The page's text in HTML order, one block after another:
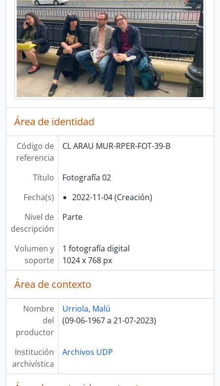
Área de identidad
Código de
referencia
CL ARAU MUR-RPER-FOT-39-B
Título
Fotografía 02
Fecha(s)
2022-11-04 (Creación)
Nivel de
descripción
Parte
Volumen y
soporte
1 fotografía digital
1024 x 768 px
Área de contexto
Nombre
del
productor
Urriola, Malú
(09-06-1967 a 21-07-2023)
Institución
archivística
Archivos UDP